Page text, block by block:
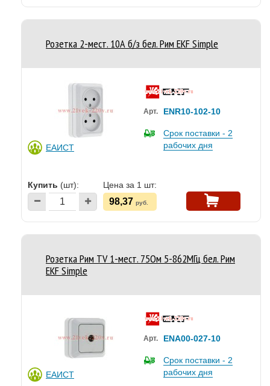
Розетка 2-мест. 10А б/з бел. Рим EKF Simple
ЕАИСТ
Арт. ENR10-102-10
Срок поставки - 2
рабочих дня
Купить (шт): Цена за 1 шт:
98,37 руб.
Розетка Рим TV 1-мест. 75Ом 5-862МГц бел. Рим
EKF Simple
ЕАИСТ
Арт. ENA00-027-10
Срок поставки - 2
рабочих дня